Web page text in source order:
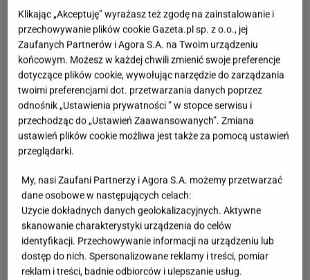
Klikając „Akceptuję” wyrażasz też zgodę na zainstalowanie i
przechowywanie plików cookie Gazeta.pl sp. z o.o., jej
Zaufanych Partnerów i Agora S.A. na Twoim urządzeniu
końcowym. Możesz w każdej chwili zmienić swoje preferencje
dotyczące plików cookie, wywołując narzędzie do zarządzania
twoimi preferencjami dot. przetwarzania danych poprzez
odnośnik „Ustawienia prywatności ” w stopce serwisu i
przechodząc do „Ustawień Zaawansowanych”. Zmiana
ustawień plików cookie możliwa jest także za pomocą ustawień
przeglądarki.
My, nasi Zaufani Partnerzy i Agora S.A. możemy przetwarzać
dane osobowe w następujących celach:
Użycie dokładnych danych geolokalizacyjnych. Aktywne
skanowanie charakterystyki urządzenia do celów
identyfikacji. Przechowywanie informacji na urządzeniu lub
dostęp do nich. Spersonalizowane reklamy i treści, pomiar
reklam i treści, badnie odbiorców i ulepszanie usług.